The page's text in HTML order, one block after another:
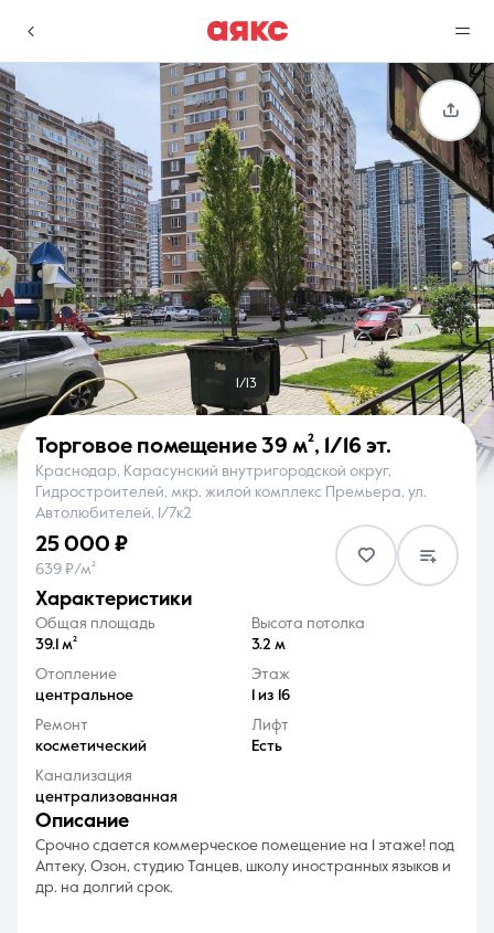
г. Краснодар
Избранное
0 объявлений
Сравнение
0 объявлений
Недвижимость Услуги
О компании Контакты
8 (861) 297-00-00
Ежедневно с 08:30 до 20:00
1/13
Торговое помещение 39 м², 1/16 эт.
Краснодар, Карасунский внутригородской округ,
Гидростроителей, мкр. жилой комплекс Премьера, ул.
Автолюбителей, 1/7к2
25 000 ₽
639 ₽/м²
характеристики
Общая площадь
39.1 м²
Высота потолка
3.2 м
Отопление
центральное
Этаж
1 из 16
Ремонт
косметический
Лифт
Есть
Канализация
централизованная
описание
Срочно сдается коммерческое помещение на 1 этаже! под
Аптеку, Озон, студию Танцев, школу иностранных языков и
др. на долгий срок.